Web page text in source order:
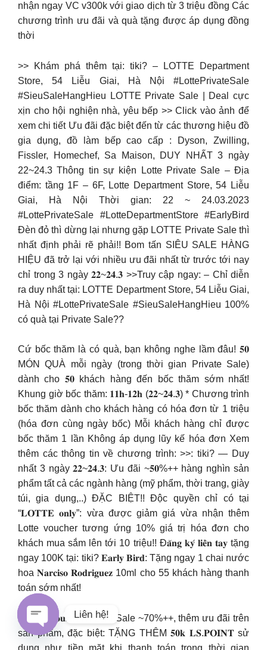
nhận ngay VC v300k với giao dịch từ 3 triệu đồng Các
chương trình ưu đãi và quà tặng được áp dụng đồng
thời
>> Khám phá thêm tại: tiki? – LOTTE Department
Store, 54 Liễu Giai, Hà Nội #LottePrivateSale
#SieuSaleHangHieu LOTTE Private Sale | Deal cực
xịn cho hội nghiện nhà, yêu bếp >> Click vào ảnh để
xem chi tiết Ưu đãi đặc biệt đến từ các thương hiệu đồ
gia dụng, đồ làm bếp cao cấp : Dyson, Zwilling,
Fissler, Homechef, Sa Maison, DUY NHẤT 3 ngày
22~24.3 Thông tin sự kiện Lotte Private Sale – Địa
điểm: tầng 1F – 6F, Lotte Department Store, 54 Liễu
Giai, Hà Nội Thời gian: 22 ~ 24.03.2023
#LottePrivateSale #LotteDepartmentStore #EarlyBird
Đèn đỏ thì dừng lại nhưng gặp LOTTE Private Sale thì
nhất định phải rẽ phải!! Bom tấn SIÊU SALE HÀNG
HIỆU đã trở lại với nhiều ưu đãi nhất từ trước tới nay
chỉ trong 3 ngày 𝟐𝟐~𝟐𝟒.𝟑 >>Truy cập ngay: – Chỉ diễn
ra duy nhất tại: LOTTE Department Store, 54 Liễu Giai,
Hà Nội #LottePrivateSale #SieuSaleHangHieu 100%
có quà tại Private Sale??
Cứ bốc thăm là có quà, bạn không nghe lầm đâu! 𝟓𝟎
MÓN QUÀ mỗi ngày (trong thời gian Private Sale)
dành cho 𝟓𝟎 khách hàng đến bốc thăm sớm nhất!
Khung giờ bốc thăm: 𝟏𝟏𝐡-𝟏𝟐𝐡 (𝟐𝟐~𝟐𝟒.𝟑) * Chương trình
bốc thăm dành cho khách hàng có hóa đơn từ 1 triệu
(hóa đơn cùng ngày bốc) Mỗi khách hàng chỉ được
bốc thăm 1 lần Không áp dụng lũy kế hóa đơn Xem
thêm các thông tin về chương trình: >>: tiki? — Duy
nhất 3 ngày 𝟐𝟐~𝟐𝟒.𝟑: Ưu đãi ~𝟓𝟎%++ hàng nghìn sản
phẩm tất cả các ngành hàng (mỹ phẩm, thời trang, giày
túi, gia dụng,..) ĐẶC BIỆT!! Độc quyền chỉ có tại
“𝐋𝐎𝐓𝐓𝐄 𝐨𝐧𝐥𝐲”: vừa được giảm giá vừa nhận thêm
Lotte voucher tương ứng 10% giá trị hóa đơn cho
khách mua sắm lên tới 10 triệu!! Đ𝐚̆𝐧𝐠 𝐤𝐲́ 𝐥𝐢𝐞̂̀𝐧 𝐭𝐚𝐲 tặng
ngay 100K tại: tiki? 𝐄𝐚𝐫𝐥𝐲 𝐁𝐢𝐫𝐝: Tặng ngay 1 chai nước
hoa 𝐍𝐚𝐫𝐜𝐢𝐬𝐨 𝐑𝐨𝐝𝐫𝐢𝐠𝐮𝐞𝐳 10ml cho 55 khách hàng thanh
toán sớm nhất!
𝐇𝐚𝐩𝐩𝐲 𝐇𝐨𝐮𝐫 [17h-20h] Sale ~70%++, thêm ưu đãi trên
sản phẩm, đặc biệt: TẶNG THÊM 𝟓𝟎𝐤 𝐋𝐒.𝐏𝐎𝐈𝐍𝐓 sử
dụng như tiền mặt khi thanh toán trong thời gian
Liên hệ!
Open